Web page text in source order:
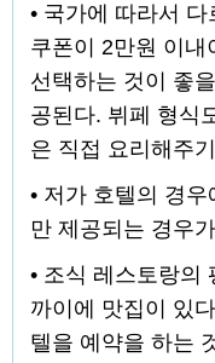
• 국가에 따라서
쿠폰이 2만원 이내
선택하는 것이 좋
공된다. 뷔페 형식
은 직접 요리해주
• 저가 호텔의 경
만 제공되는 경우
• 조식 레스토랑의
까이에 맛집이 있
텔을 예약을 하는